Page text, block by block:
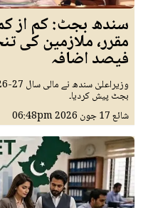
فیصد اضافہ
بجٹ پیش کردیا۔
شائع17 جون 2026 06:48pm